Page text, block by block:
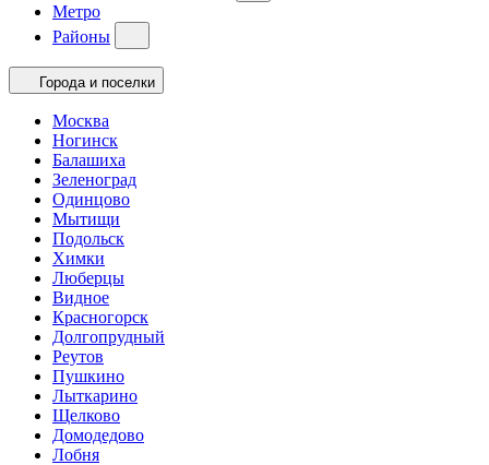
Метро
Районы
Города и поселки
Москва
Ногинск
Балашиха
Зеленоград
Одинцово
Мытищи
Подольск
Химки
Люберцы
Видное
Красногорск
Долгопрудный
Реутов
Пушкино
Лыткарино
Щелково
Домодедово
Лобня